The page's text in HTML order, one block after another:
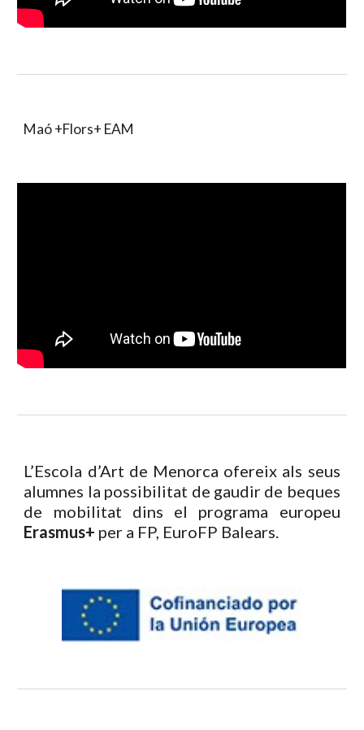
Maó +Flors+ EAM
L’Escola d’Art de Menorca ofereix als seus
alumnes la possibilitat de gaudir de beques
de mobilitat dins el programa europeu
Erasmus+ per a FP, EuroFP Balears.